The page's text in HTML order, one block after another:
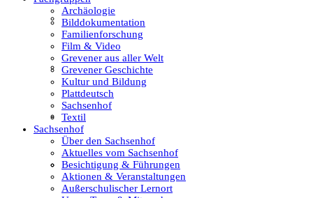
Familienforschung
Film & Video
Grevener aus aller Welt
Grevener Geschichte
Archäologie
Bilddokumentation
Familienforschung
Film & Video
Grevener aus aller Welt
Grevener Geschichte
Kultur und Bildung
Plattdeutsch
Sachsenhof
Textil
Sachsenhof
Über den Sachsenhof
Aktuelles vom Sachsenhof
Besichtigung & Führungen
Aktionen & Veranstaltungen
Außerschulischer Lernort